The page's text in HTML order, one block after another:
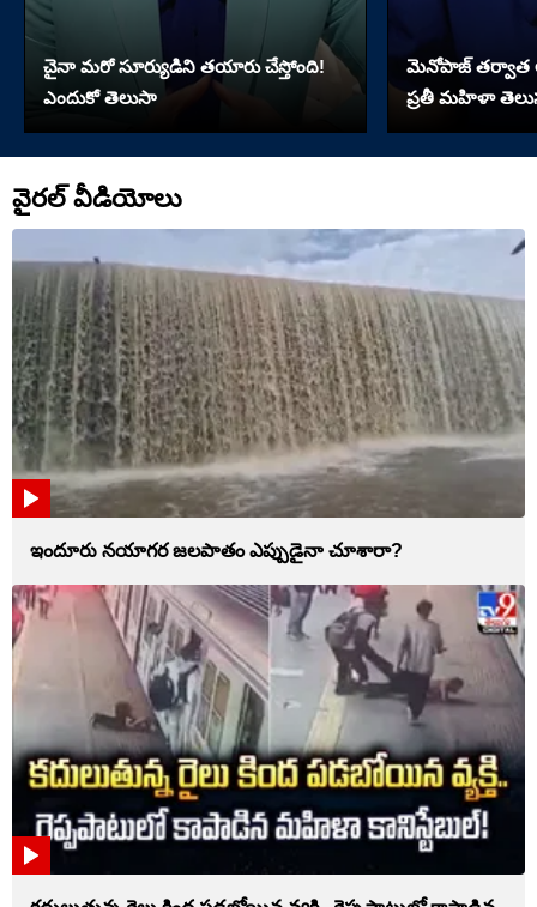
చైనా మరో సూర్యుడిని తయారు చేస్తోంది!
ఎందుకో తెలుసా
మెనోపాజ్ తర్వాత
ప్రతీ మహిళా
వైరల్ వీడియోలు
ఇందూరు నయాగర జలపాతం ఎప్పుడైనా చూశారా?